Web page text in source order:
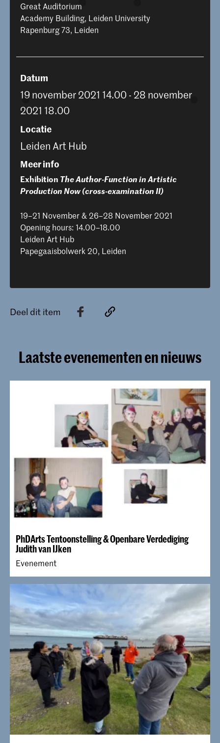
Great Auditorium
Academy Building, Leiden University
Rapenburg 73, Leiden
Datum
19 november 2021 14.00 - 28 november
2021 18.00
Locatie
Leiden Art Hub
Meer info
Exhibition The Author-Function in Artistic
Production Now (cross-examination II)
19–21 November & 26–28 November 2021
Opening hours: 14.00–18.00
Leiden Art Hub
Papegaaisbolwerk 20, Leiden
Deel dit item
Laatste evenementen en nieuws
PhDArts Tentoonstelling & Openbare Verdediging
Judith van IJken
Evenement